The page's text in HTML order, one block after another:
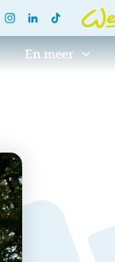
En meer